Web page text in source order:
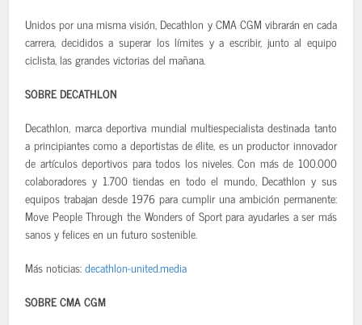
Unidos por una misma visión, Decathlon y CMA CGM vibrarán en cada
carrera, decididos a superar los límites y a escribir, junto al equipo
ciclista, las grandes victorias del mañana.
SOBRE DECATHLON
Decathlon, marca deportiva mundial multiespecialista destinada tanto
a principiantes como a deportistas de élite, es un productor innovador
de artículos deportivos para todos los niveles. Con más de 100.000
colaboradores y 1.700 tiendas en todo el mundo, Decathlon y sus
equipos trabajan desde 1976 para cumplir una ambición permanente:
Move People Through the Wonders of Sport para ayudarles a ser más
sanos y felices en un futuro sostenible.
Más noticias:decathlon-united.media
SOBRE CMA CGM